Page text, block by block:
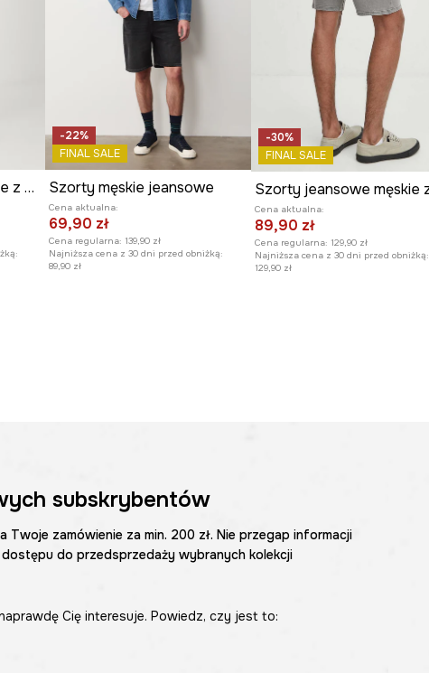
Szorty jeansowe męskie z przetarciami kolor szary
-22%
FINAL SALE
Szorty męskie jeansowe
Cena aktualna:
69,90 zł
Cena regularna: 139,90 zł
Najniższa cena z 30 dni przed obniżką:
89,90 zł
-30%
FINAL SALE
Cena aktualna:
89,90 zł
Cena regularna: 129,90 zł
Najniższa cena z 30 dni przed obniżką:
129,90 zł
subskrybentów
zamówienie za min. 200 zł. Nie przegap informacji
do przedsprzedaży wybranych kolekcji
Cię interesuje. Powiedz, czy jest to: